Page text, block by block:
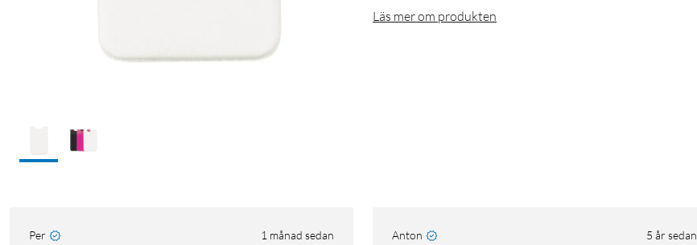
Läs mer om produkten
Per 1 månad sedan Anton 5 år sedan